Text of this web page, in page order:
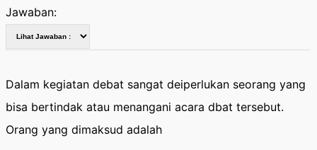
Jawaban:
Dalam kegiatan debat sangat deiperlukan seorang yang
bisa bertindak atau menangani acara dbat tersebut.
Orang yang dimaksud adalah